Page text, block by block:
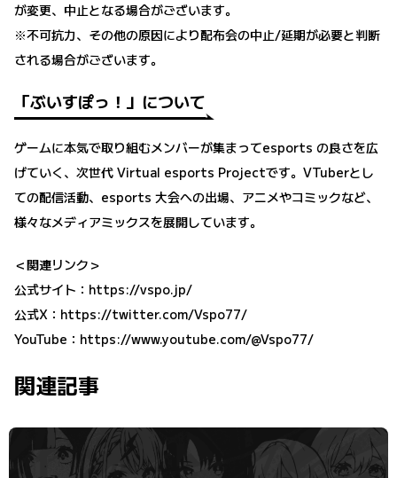
が変更、中止となる場合がございます。
※不可抗力、その他の原因により配布会の中止/延期が必要と判断
される場合がございます。
「ぶいすぽっ！」について
ゲームに本気で取り組むメンバーが集まってesports の良さを広
げていく、次世代 Virtual esports Projectです。VTuberとし
ての配信活動、esports 大会への出場、アニメやコミックなど、
様々なメディアミックスを展開しています。
＜関連リンク＞
公式サイト： https://vspo.jp/
公式X： https://twitter.com/Vspo77/
YouTube： https://www.youtube.com/@Vspo77/
関連記事